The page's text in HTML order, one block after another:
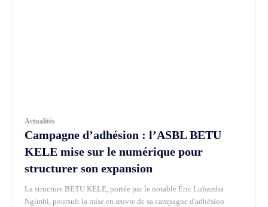
Actualités
Campagne d’adhésion : l’ASBL BETU
KELE mise sur le numérique pour
structurer son expansion
La structure BETU KELE, portée par le notable Éric Lubamba
Ngimbi, poursuit la mise en œuvre de sa campagne d'adhésion